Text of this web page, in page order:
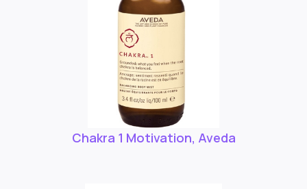
Chakra 1 Motivation, Aveda